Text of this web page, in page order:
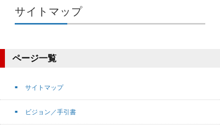
サイトマップ
ページ一覧
サイトマップ
ビジョン／手引書